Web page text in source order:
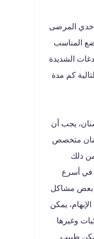
خدي المرضى
المناسب
الشديدة
كم مدة
يجب أن
متخصص
سيضمن ذلك
في أسرع
بعض مشاكل
يمكن
وغيرها
طبيب